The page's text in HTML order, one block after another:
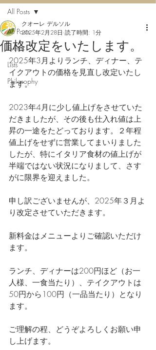
All Posts
Events
Lists
Philosophy
All Posts
価格改定をいたします。
クオーレ デルソル
2025年2月28日 読了時間: 1分
2025年3月よりランチ、ディナー、テ
イクアウトの価格を見直し改定いたし
ます。
2023年4月に少し値上げをさせていた
だきましたが、その後も仕入れ値は上
昇の一途をたどっております。２年程
値上げをせずに営業してまいりました
したが、特にイタリア食材の値上げが
半端ではない状況になりまして、さす
がに限界を迎えました。
申し訳ございませんが、2025年３月よ
り改定させていただきます。
新料金はメニューよりご確認いただけ
ます。
ランチ、ディナーは200円ほど（お一
人様、一食当たり）、テイクアウトは
50円から100円（一品当たり）となり
ます。
ご理解の程、どうぞよろしくお願い申
し上げます。